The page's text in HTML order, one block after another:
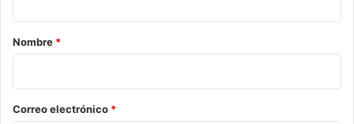
r
o
*
Nombre *
Correo electrónico *